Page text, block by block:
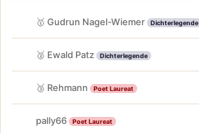
🥇 Gudrun Nagel-Wiemer Dichterlegende
🥈 Ewald Patz Dichterlegende
🥉 Rehmann Poet Laureat
pally66 Poet Laureat